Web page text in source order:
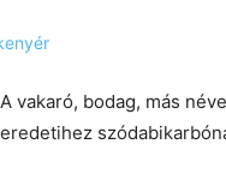
A vakaró, bodag, más
eredetihez